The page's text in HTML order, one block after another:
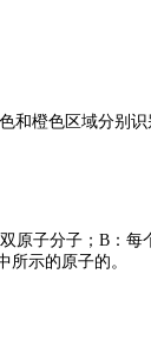
和橙色区域分别
原子分子； B：每
所示的原子的。